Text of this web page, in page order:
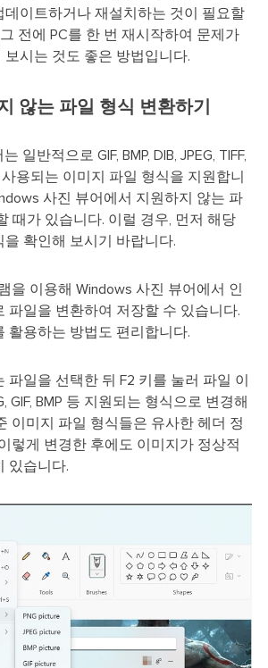
데이트하거나 재설치하는 것이 필요할
전에 PC를 한 번 재시작하여 문제가
시는 것도 좋은 방법입니다.
않는 파일 형식 변환하기
일반적으로 GIF, BMP, DIB, JPEG, TIFF,
사용되는 이미지 파일 형식을 지원합니
사진 뷰어에서 지원하지 않는 파
때가 있습니다. 이럴 경우, 먼저 해당
확인해 보시기 바랍니다.
을 이용해 Windows 사진 뷰어에서 인
파일을 변환하여 저장할 수 있습니다.
활용하는 방법도 편리합니다.
파일을 선택한 뒤 F2 키를 눌러 파일 이
GIF, BMP 등 지원되는 형식으로 변경해
이미지 파일 형식들은 유사한 헤더 정
렇게 변경한 후에도 이미지가 정상적
있습니다.